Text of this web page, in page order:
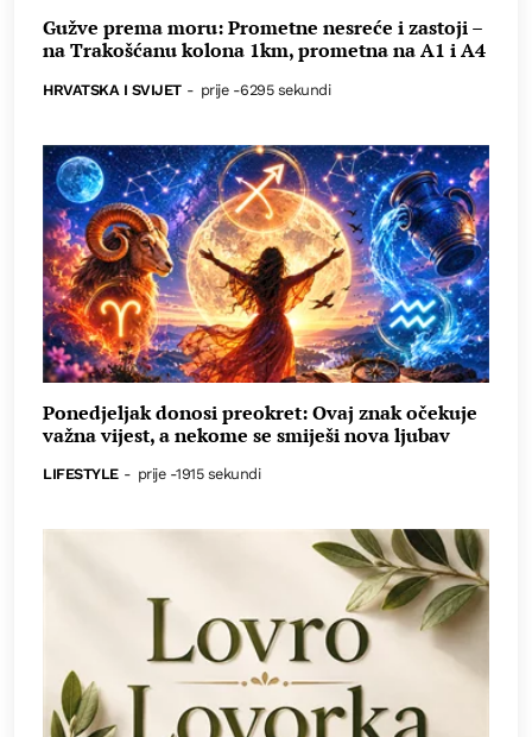
Gužve prema moru: Prometne nesreće i zastoji –
na Trakošćanu kolona 1km, prometna na A1 i A4
HRVATSKA I SVIJET - prije -6295 sekundi
Ponedjeljak donosi preokret: Ovaj znak očekuje
važna vijest, a nekome se smiješi nova ljubav
LIFESTYLE - prije -1915 sekundi